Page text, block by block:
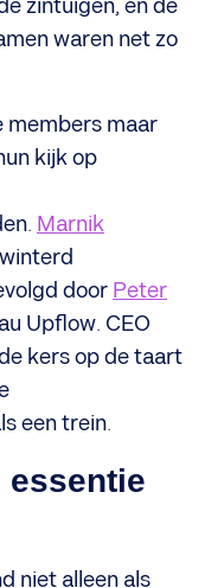
zintuigen, en de
waren net zo
members maar
kijk op
Marnik
door Peter
Upflow. CEO
kers op de taart
een trein.
essentie
niet alleen als